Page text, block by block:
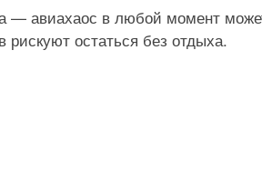
— авиахаос в любой момент
остаться без отдыха.